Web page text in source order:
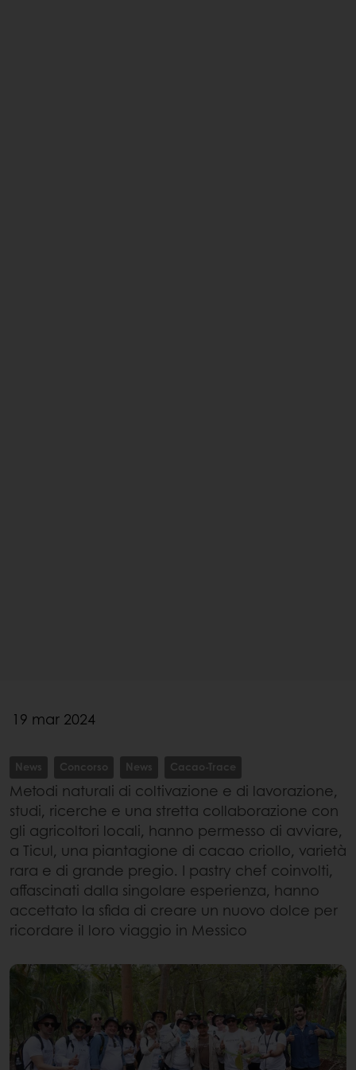
19 mar 2024
News Concorso News Cacao-Trace
Metodi naturali di coltivazione e di lavorazione,
studi, ricerche e una stretta collaborazione con
gli agricoltori locali, hanno permesso di avviare,
a Ticul, una piantagione di cacao criollo, varietà
rara e di grande pregio. I pastry chef coinvolti,
affascinati dalla singolare esperienza, hanno
accettato la sfida di creare un nuovo dolce per
ricordare il loro viaggio in Messico